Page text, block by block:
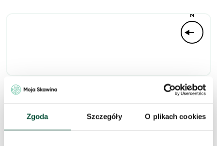
Zgoda Szczegóły O plikach cookies
N